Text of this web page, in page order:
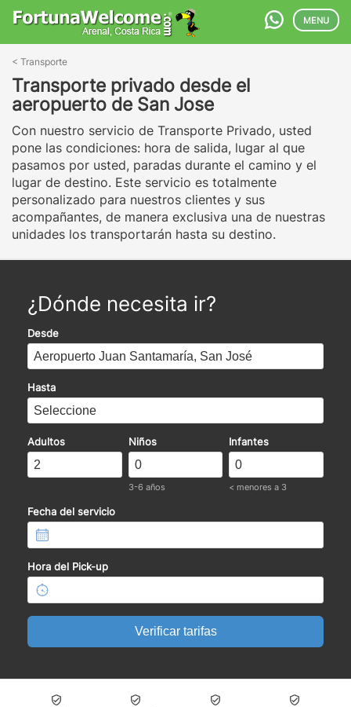
MENU
< Transporte
Transporte privado desde el
aeropuerto de San Jose
Con nuestro servicio de Transporte Privado, usted
pone las condiciones: hora de salida, lugar al que
pasamos por usted, paradas durante el camino y el
lugar de destino. Este servicio es totalmente
personalizado para nuestros clientes y sus
acompañantes, de manera exclusiva una de nuestras
unidades los transportarán hasta su destino.
¿Dónde necesita ir?
Desde
Hasta
Adultos Niños
3-6 años
Infantes
< menores a 3
Fecha del servicio
Hora del Pick-up
Verificar tarifas